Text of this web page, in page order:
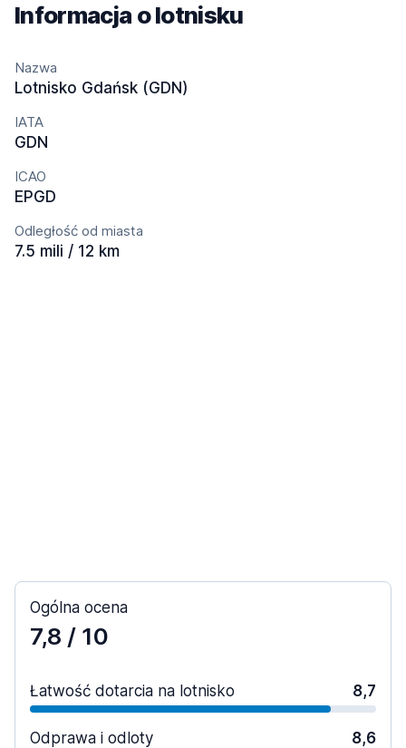
Informacja o lotnisku
Nazwa
Lotnisko Gdańsk (GDN)
IATA
GDN
ICAO
EPGD
Odległość od miasta
7.5 mili / 12 km
Ogólna ocena
7,8 / 10
Łatwość dotarcia na lotnisko 8,7
Odprawa i odloty 8,6